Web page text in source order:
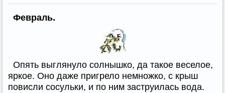
Февраль.
Опять выглянуло солнышко, да такое веселое,
яркое. Оно даже пригрело немножко, с крыш
повисли сосульки, и по ним заструилась вода.